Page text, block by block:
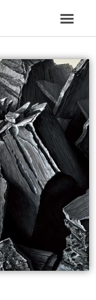
メ
ン
メ
ニ
ュ
ー